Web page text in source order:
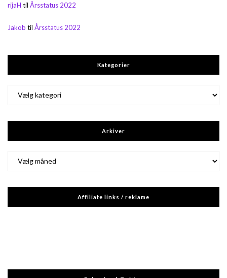
rijaH til Årsstatus 2022
Jakob til Årsstatus 2022
Kategorier
Arkiver
Affiliate links / reklame